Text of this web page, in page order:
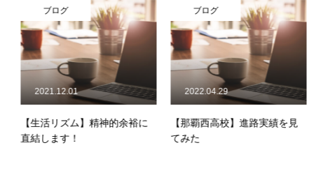
ブログ
【生活リズム】精神的余裕に
直結します！
2021.12.01
ブログ
【那覇西高校】進路実績を見
てみた
2022.04.29